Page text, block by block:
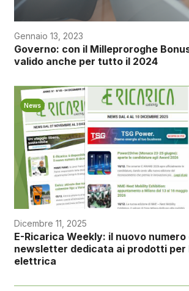
Gennaio 13, 2023
Governo: con il Milleproroghe
valido anche per tutto il 2024
News
Dicembre 11, 2025
E-Ricarica Weekly: il nuovo numero
newsletter dedicata ai prodotti per
elettrica